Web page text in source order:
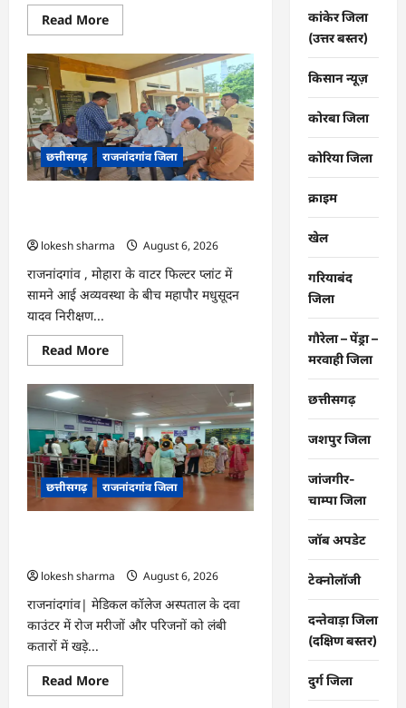
Read MoreRead
more
राजनांदगांव
:
107
करोड़
बकाया,
प्री-
पेड
व्यवस्था
में
3
माह
कंपनी…
छत्तीसगढ़ राजनांदगांव जिला
lokesh sharma
August 6, 2026
राजनांदगांव , मोहारा के वाटर फिल्टर प्लांट में
सामने आई अव्यवस्था के बीच महापौर मधुसूदन
यादव निरीक्षण...
Read MoreRead
more
राजनांदगांव
महापौर
ने
फिल्टर
प्लांट
संचालक
से
कहा-
व्यवस्था
दुरुस्त
छत्तीसगढ़ राजनांदगांव जिला
lokesh sharma
August 6, 2026
राजनांदगांव| मेडिकल कॉलेज अस्पताल के दवा
काउंटर में रोज मरीजों और परिजनों को लंबी
कतारों में खड़े...
Read MoreRead
more
कांकेर जिला
(उत्तर बस्तर)
किसान न्यूज़
कोरबा जिला
कोरिया जिला
क्राइम
खेल
गरियाबंद
जिला
गौरेला – पेंड्रा –
मरवाही जिला
छत्तीसगढ़
जशपुर जिला
जांजगीर-
चाम्पा जिला
जॉब अपडेट
टेक्नोलॉजी
दन्तेवाड़ा जिला
(दक्षिण बस्तर)
दुर्ग जिला